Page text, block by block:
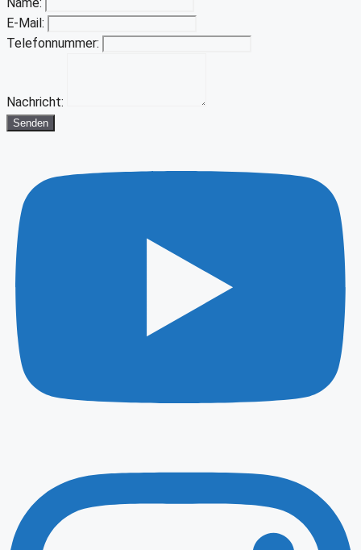
Name:
E-Mail:
Telefonnummer:
Nachricht:
Senden